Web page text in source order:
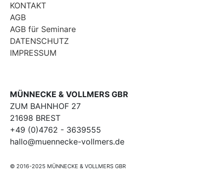
KONTAKT
AGB
AGB für Seminare
DATENSCHUTZ
IMPRESSUM
MÜNNECKE & VOLLMERS GBR
ZUM BAHNHOF 27
21698 BREST
+49 (0)4762 - 3639555
hallo@muennecke-vollmers.de
© 2016-2025 MÜNNECKE & VOLLMERS GBR